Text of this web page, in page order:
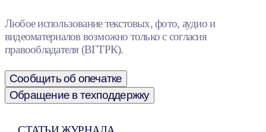
Любое использование текстовых, фото, аудио и
видеоматериалов возможно только с согласия
правообладателя (ВГТРК).
Сообщить об опечатке
Обращение в техподдержку